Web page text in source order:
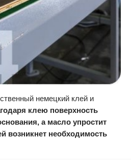
немецкий клей и
клею поверхность
а масло упростит
возникнет необходимость